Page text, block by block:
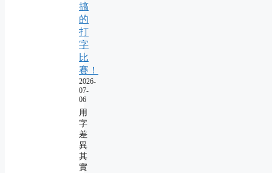
搞
的
打
字
比
賽！
2026-
07-
06
用
字
差
異
其
實